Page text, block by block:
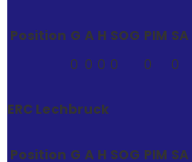
Position G A H SOG PIM SA
0 0 0 0 0 0
ERC Lechbruck
Position G A H SOG PIM SA